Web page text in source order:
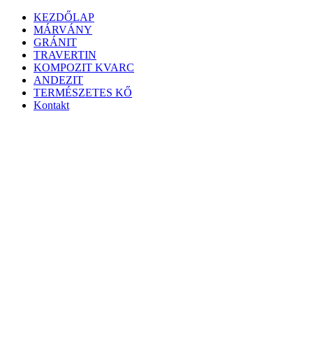
KEZDŐLAP
MÁRVÁNY
GRÁNIT
TRAVERTIN
KOMPOZIT KVARC
ANDEZIT
TERMÉSZETES KŐ
Kontakt